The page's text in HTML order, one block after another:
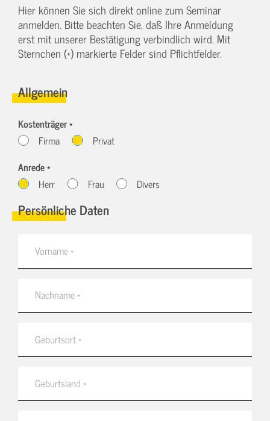
Hier können Sie sich direkt online zum Seminar
anmelden. Bitte beachten Sie, daß Ihre Anmeldung
erst mit unserer Bestätigung verbindlich wird. Mit
Sternchen (*) markierte Felder sind Pflichtfelder.
Allgemein
Kostenträger *
Firma
Privat
Anrede *
Herr
Frau Divers
Persönliche Daten